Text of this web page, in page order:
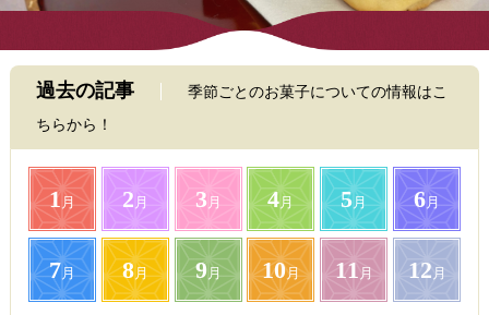
過去の記事
季節ごとのお菓子についての情報はこ
ちらから！
1月 2 月 3 月 4月 5月 6月
7月 8月 9月 10月 11 月 12 月